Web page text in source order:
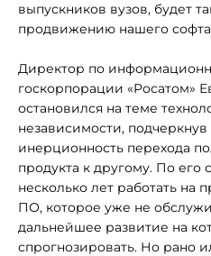
выпускников вузов, будет
продвижению нашего
Директор по
госкорпорации «Росатом»
остановился на теме
независимости,
инерционность перехода
продукта к другому. По
несколько лет работать на
ПО, которое уже не
дальнейшее развитие на
спрогнозировать. Но рано